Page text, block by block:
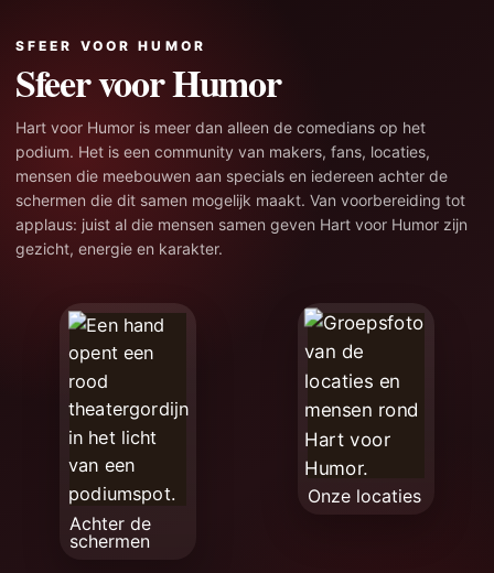
SFEER VOOR HUMOR
Sfeer voor Humor
Hart voor Humor is meer dan alleen de comedians op het
podium. Het is een community van makers, fans, locaties,
mensen die meebouwen aan specials en iedereen achter de
schermen die dit samen mogelijk maakt. Van voorbereiding tot
applaus: juist al die mensen samen geven Hart voor Humor zijn
gezicht, energie en karakter.
Achter de
schermen
Onze locaties